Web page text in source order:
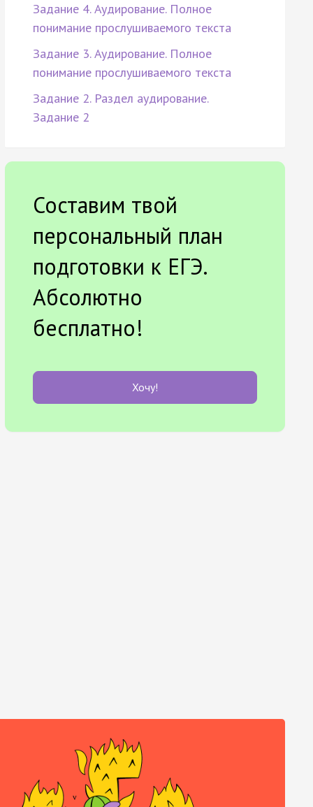
Задание 4. Аудирование. Полное
понимание прослушиваемого текста
Задание 3. Аудирование. Полное
понимание прослушиваемого текста
Задание 2. Раздел аудирование.
Задание 2
Составим твой
персональный план
подготовки к ЕГЭ.
Абсолютно
бесплатно!
Хочу!